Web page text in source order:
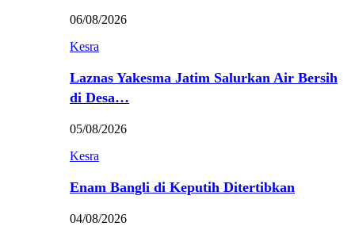
06/08/2026
Kesra
Laznas Yakesma Jatim Salurkan Air Bersih
di Desa…
05/08/2026
Kesra
Enam Bangli di Keputih Ditertibkan
04/08/2026